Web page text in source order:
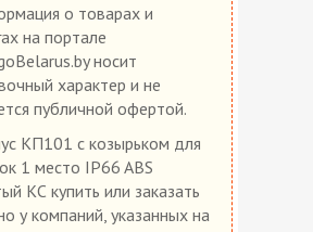
о товарах и
на портале
носит
характер и не
публичной офертой.
КП101 c козырьком для
1 место IP66 ABS
КС купить или заказать
у компаний, указанных на